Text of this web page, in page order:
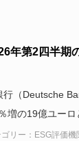
年第2四半期
（Deutsche
増の19億ユーロ
ゴリー：ESG評価機